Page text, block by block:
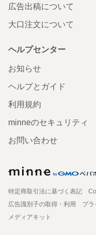
広告出稿について
大口注文について
ヘルプセンター
お知らせ
ヘルプとガイド
利用規約
minneのセキュリティ
お問い合わせ
特定商取引法に基づく表記
広告識別子の取得・利用
プラ
メディアキット